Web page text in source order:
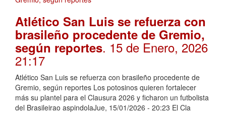
Atlético San Luis se refuerza con
brasileño procedente de Gremio,
según reportes. 15 de Enero, 2026
21:17
Atlético San Luis se refuerza con brasileño procedente de
Gremio, según reportes Los potosinos quieren fortalecer
más su plantel para el Clausura 2026 y ficharon un futbolista
del Brasileirao aspindolaJue, 15/01/2026 - 20:23 El Cla